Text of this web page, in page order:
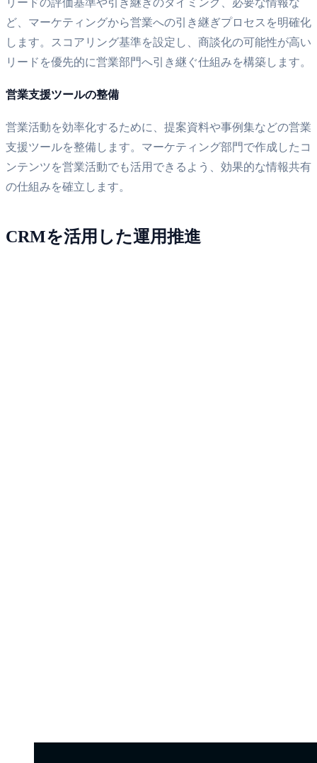
リードの評価基準や引き継ぎのタイミング、必要な情報な
ど、マーケティングから営業への引き継ぎプロセスを明確化
します。スコアリング基準を設定し、商談化の可能性が高い
リードを優先的に営業部門へ引き継ぐ仕組みを構築します。
営業支援ツールの整備
営業活動を効率化するために、提案資料や事例集などの営業
支援ツールを整備します。マーケティング部門で作成したコ
ンテンツを営業活動でも活用できるよう、効果的な情報共有
の仕組みを確立します。
CRMを活用した運用推進